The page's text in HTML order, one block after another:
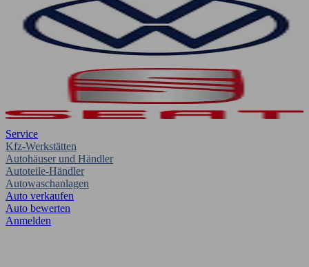
Service
Kfz-Werkstätten
Autohäuser und Händler
Autoteile-Händler
Autowaschanlagen
Auto verkaufen
Auto bewerten
Anmelden